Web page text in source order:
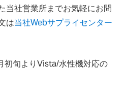
当社営業所までお気軽にお問
は当社Webサプライセンター
初旬よりVista/水性機対応の